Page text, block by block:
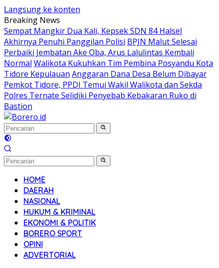
Langsung ke konten
Breaking News
Sempat Mangkir Dua Kali, Kepsek SDN 84 Halsel
Akhirnya Penuhi Panggilan Polisi BPJN Malut Selesai
Perbaiki Jembatan Ake Oba, Arus Lalulintas Kembali
Normal Walikota Kukuhkan Tim Pembina Posyandu Kota
Tidore Kepulauan Anggaran Dana Desa Belum Dibayar
Pemkot Tidore, PPDI Temui Wakil Walikota dan Sekda
Polres Ternate Selidiki Penyebab Kebakaran Ruko di
Bastion
HOME
DAERAH
NASIONAL
HUKUM & KRIMINAL
EKONOMI & POLITIK
BORERO SPORT
OPINI
ADVERTORIAL